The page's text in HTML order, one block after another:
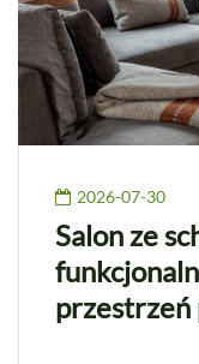
2026-07-30
Salon ze
przestrzeń